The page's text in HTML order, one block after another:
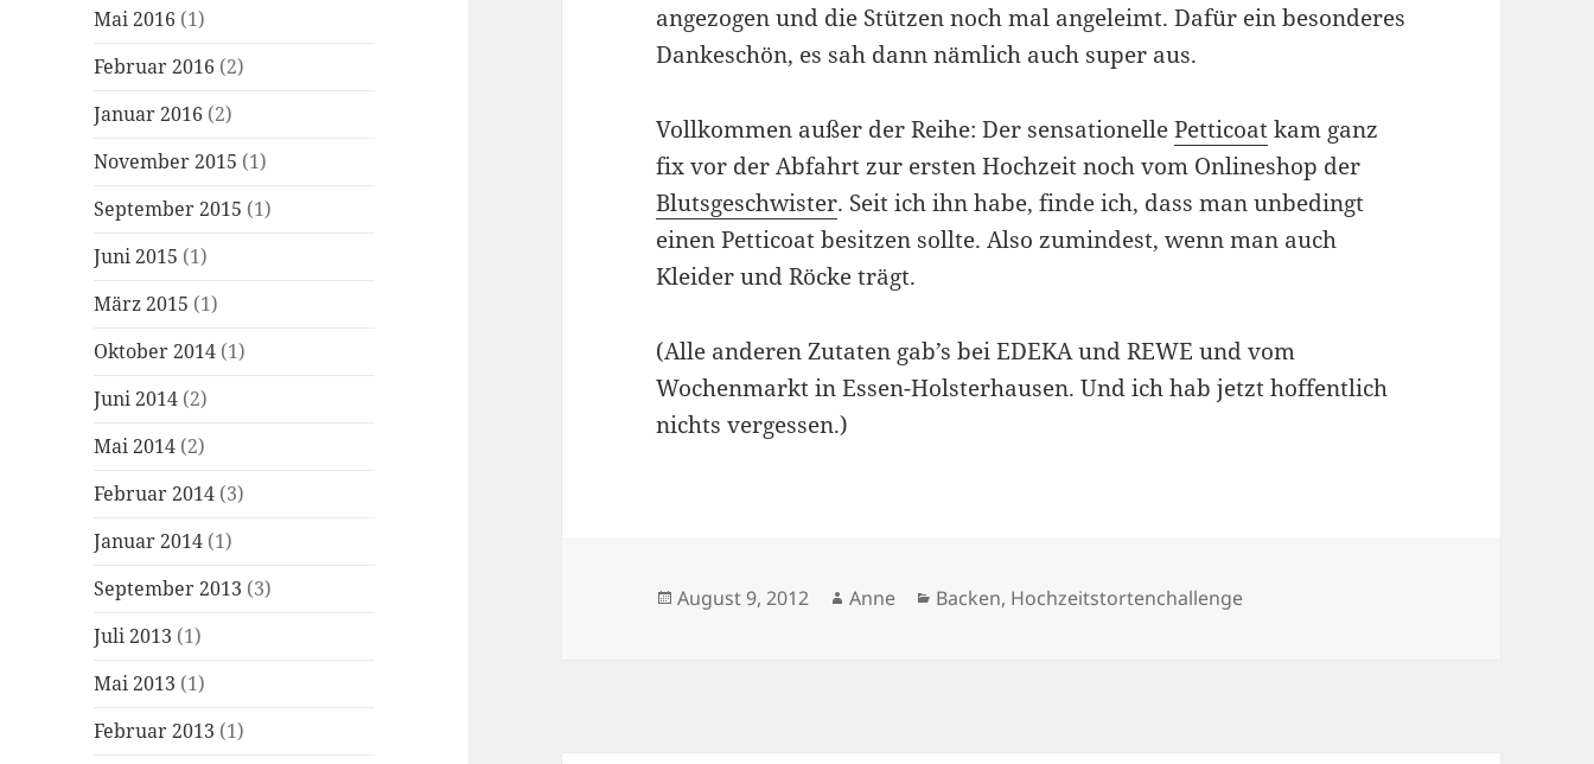
Mai 2016 (1)
Februar 2016 (2)
Januar 2016 (2)
November 2015 (1)
September 2015 (1)
Juni 2015 (1)
März 2015 (1)
Oktober 2014 (1)
Juni 2014 (2)
Mai 2014 (2)
Februar 2014 (3)
Januar 2014 (1)
September 2013 (3)
Juli 2013 (1)
Mai 2013 (1)
Februar 2013 (1)
angezogen und die Stützen noch mal angeleimt. Dafür ein besonderes
Dankeschön, es sah dann nämlich auch super aus.
Vollkommen außer der Reihe: Der sensationellePetticoatkam ganz
fix vor der Abfahrt zur ersten Hochzeit noch vom Onlineshop der
Blutsgeschwister. Seit ich ihn habe, finde ich, dass man unbedingt
einen Petticoat besitzen sollte. Also zumindest, wenn man auch
Kleider und Röcke trägt.
(Alle anderen Zutaten gab’s bei EDEKA und REWE und vom
Wochenmarkt in Essen-Holsterhausen. Und ich hab jetzt hoffentlich
nichts vergessen.)
Veröffentlicht
August 9, 2012 Autor
Anne Kategorien
Backen, Hochzeitstortenchallenge